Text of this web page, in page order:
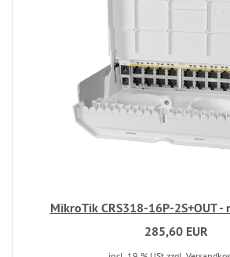
MikroTik CRS318-16P-2S+OUT -
285,60 EUR